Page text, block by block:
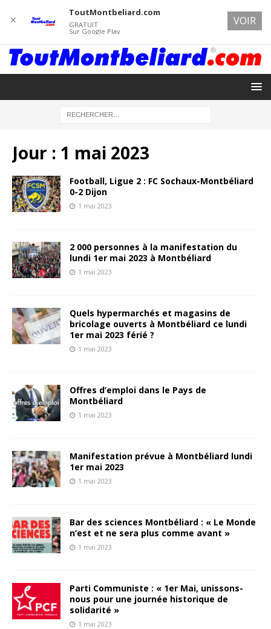
Jour : 1 mai 2023
Football, Ligue 2 : FC Sochaux-Montbéliard
0-2 Dijon
1 mai 2023
2 000 personnes à la manifestation du
lundi 1er mai 2023 à Montbéliard
1 mai 2023
Quels hypermarchés et magasins de
bricolage ouverts à Montbéliard ce lundi
1er mai 2023 férié ?
1 mai 2023
Offres d’emploi dans le Pays de
Montbéliard
1 mai 2023
Manifestation prévue à Montbéliard lundi
1er mai 2023
1 mai 2023
Bar des sciences Montbéliard : « Le Monde
n’est et ne sera plus comme avant »
1 mai 2023
Parti Communiste : « 1er Mai, unissons-
nous pour une journée historique de
solidarité »
1 mai 2023
✕
ToutMontbeliard.com
GRATUIT
Sur Google Play
VOIR